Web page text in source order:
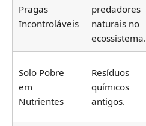
Pragas
Incontroláveis
predadores
naturais no
ecossistema.
Solo Pobre
em
Nutrientes
Resíduos
químicos
antigos.